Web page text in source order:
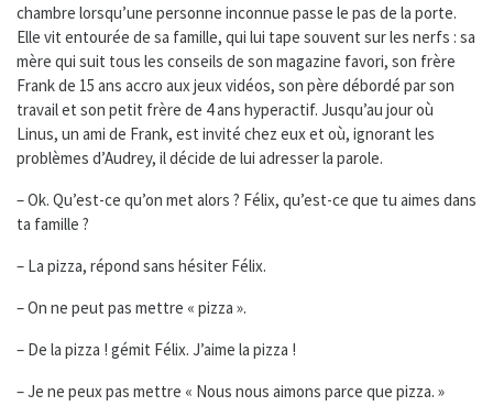
chambre lorsqu’une personne inconnue passe le pas de la porte.
Elle vit entourée de sa famille, qui lui tape souvent sur les nerfs : sa
mère qui suit tous les conseils de son magazine favori, son frère
Frank de 15 ans accro aux jeux vidéos, son père débordé par son
travail et son petit frère de 4 ans hyperactif. Jusqu’au jour où
Linus, un ami de Frank, est invité chez eux et où, ignorant les
problèmes d’Audrey, il décide de lui adresser la parole.
– Ok. Qu’est-ce qu’on met alors ? Félix, qu’est-ce que tu aimes dans
ta famille ?
– La pizza, répond sans hésiter Félix.
– On ne peut pas mettre « pizza ».
– De la pizza ! gémit Félix. J’aime la pizza !
– Je ne peux pas mettre « Nous nous aimons parce que pizza. »